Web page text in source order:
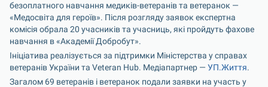
безоплатного навчання медиків-ветеранів та ветеранок —
«Медосвіта для героїв». Після розгляду заявок експертна
комісія обрала 20 учасників та учасниць, які пройдуть фахове
навчання в «Академії Добробут».
Ініціатива реалізується за підтримки Міністерства у справах
ветеранів України та Veteran Hub. Медіапартнер — УП.Життя.
Загалом 69 ветеранів і ветеранок подали заявки на участь у